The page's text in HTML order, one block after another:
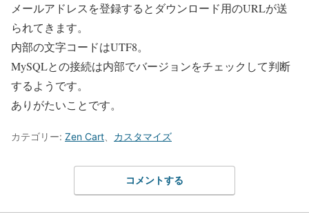
メールアドレスを登録するとダウンロード用のURLが送
られてきます。
内部の文字コードはUTF8。
MySQLとの接続は内部でバージョンをチェックして判断
するようです。
ありがたいことです。
カテゴリー: Zen Cart カスタマイズ
コメントする